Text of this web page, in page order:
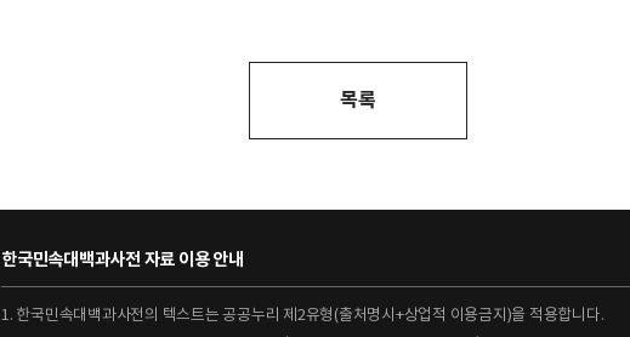
목록
한국민속대백과사전 자료 이용 안내
1. 한국민속대백과사전의 텍스트는 공공누리 제2유형(출처명시+상업적 이용금지)을 적용합니다.